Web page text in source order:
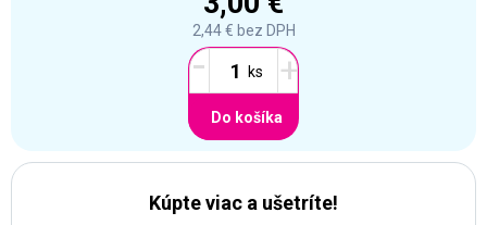
2,44 € bez DPH
- +
Do košíka
Kúpte viac a ušetríte!